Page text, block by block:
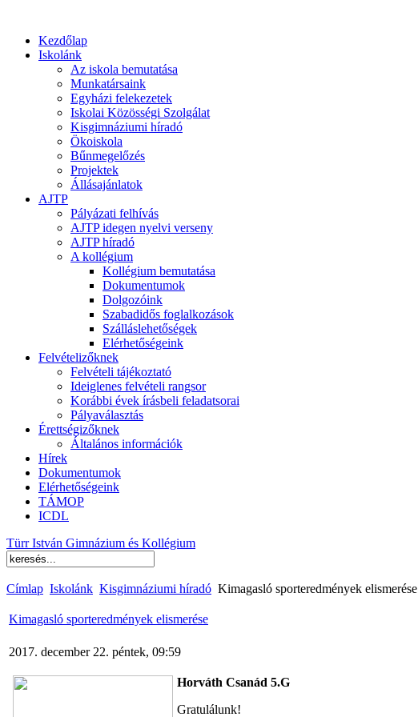
Kezdőlap
Iskolánk
Az iskola bemutatása
Munkatársaink
Egyházi felekezetek
Iskolai Közösségi Szolgálat
Kisgimnáziumi híradó
Ökoiskola
Bűnmegelőzés
Projektek
Állásajánlatok
AJTP
Pályázati felhívás
AJTP idegen nyelvi verseny
AJTP híradó
A kollégium
Kollégium bemutatása
Dokumentumok
Dolgozóink
Szabadidős foglalkozások
Szálláslehetőségek
Elérhetőségeink
Felvételizőknek
Felvételi tájékoztató
Ideiglenes felvételi rangsor
Korábbi évek írásbeli feladatsorai
Pályaválasztás
Érettségizőknek
Általános információk
Hírek
Dokumentumok
Elérhetőségeink
TÁMOP
ICDL
Türr István Gimnázium és Kollégium
Címlap Iskolánk Kisgimnáziumi híradó Kimagasló sporteredmények elismerése
Kimagasló sporteredmények elismerése
2017. december 22. péntek, 09:59
Horváth Csanád 5.G
Gratulálunk!